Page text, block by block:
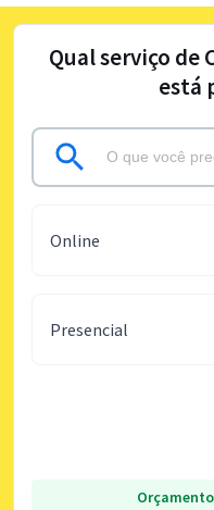
Qual serviço de
está
Online
Presencial